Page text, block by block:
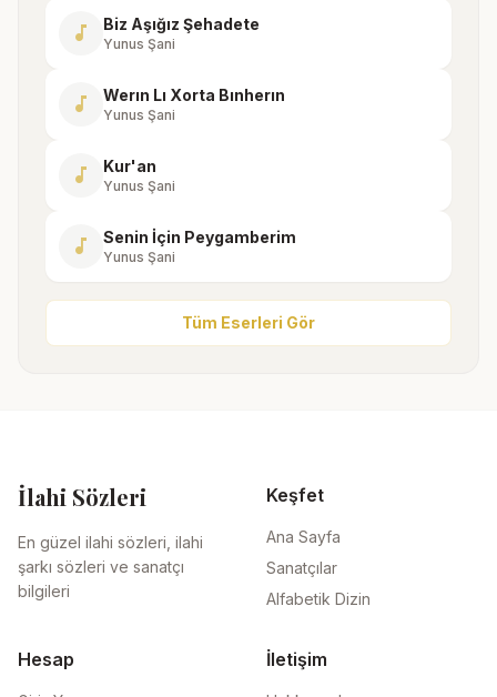
music_note Biz Aşığız Şehadete
Yunus Şani
music_note Werın Lı Xorta Bınherın
Yunus Şani
music_note Kur'an
Yunus Şani
music_note Senin İçin Peygamberim
Yunus Şani
Tüm Eserleri Gör
İlahi Sözleri
En güzel ilahi sözleri, ilahi
şarkı sözleri ve sanatçı
bilgileri
Keşfet
Ana Sayfa
Sanatçılar
Alfabetik Dizin
Hesap İletişim